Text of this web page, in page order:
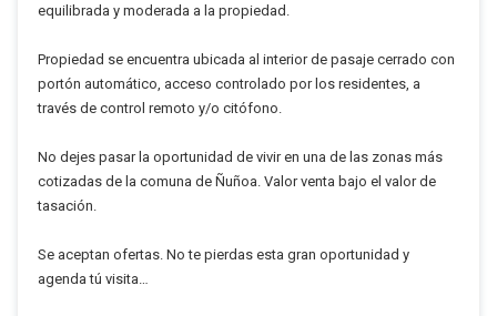
equilibrada y moderada a la propiedad.
Propiedad se encuentra ubicada al interior de pasaje cerrado con
portón automático, acceso controlado por los residentes, a
través de control remoto y/o citófono.
No dejes pasar la oportunidad de vivir en una de las zonas más
cotizadas de la comuna de Ñuñoa. Valor venta bajo el valor de
tasación.
Se aceptan ofertas. No te pierdas esta gran oportunidad y
agenda tú visita…